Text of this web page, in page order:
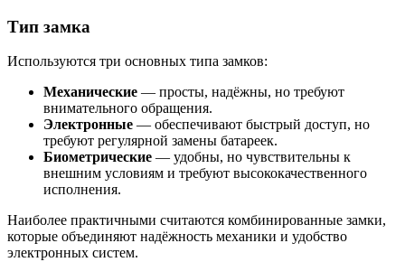
Тип замка
Используются три основных типа замков:
Механические — просты, надёжны, но требуют
внимательного обращения.
Электронные — обеспечивают быстрый доступ, но
требуют регулярной замены батареек.
Биометрические — удобны, но чувствительны к
внешним условиям и требуют высококачественного
исполнения.
Наиболее практичными считаются комбинированные замки,
которые объединяют надёжность механики и удобство
электронных систем.